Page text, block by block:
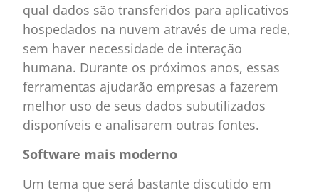
qual dados são transferidos para aplicativos
hospedados na nuvem através de uma rede,
sem haver necessidade de interação
humana. Durante os próximos anos, essas
ferramentas ajudarão empresas a fazerem
melhor uso de seus dados subutilizados
disponíveis e analisarem outras fontes.
Software mais moderno
Um tema que será bastante discutido em